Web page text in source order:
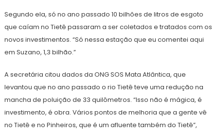
Segundo ela, só no ano passado 10 bilhões de litros de esgoto
que caíam no Tietê passaram a ser coletados e tratados com os
novos investimentos. “Só nessa estação que eu comentei aqui
em Suzano, 1,3 bilhão.”
A secretária citou dados da ONG SOS Mata Atlântica, que
levantou que no ano passado o rio Tietê teve uma redução na
mancha de poluição de 33 quilômetros. “Isso não é mágica, é
investimento, é obra. Vários pontos de melhoria que a gente vê
no Tietê e no Pinheiros, que é um afluente também do Tietê”,